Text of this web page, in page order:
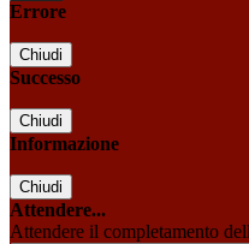
Errore
Chiudi
Successo
Chiudi
Informazione
Chiudi
Attendere...
Attendere il completamento